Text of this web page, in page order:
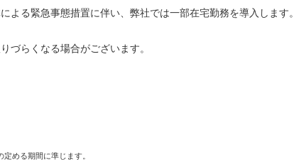
よる緊急事態措置に伴い、弊社では一部在宅勤務を導入します。
づらくなる場合がございます。
める期間に準じます。